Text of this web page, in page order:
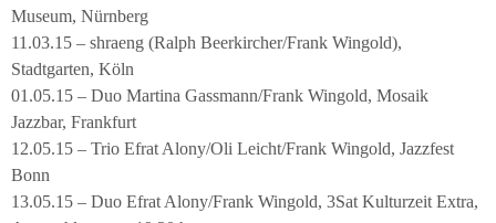
Museum, Nürnberg
11.03.15 – shraeng (Ralph Beerkircher/Frank Wingold),
Stadtgarten, Köln
01.05.15 – Duo Martina Gassmann/Frank Wingold, Mosaik
Jazzbar, Frankfurt
12.05.15 – Trio Efrat Alony/Oli Leicht/Frank Wingold, Jazzfest
Bonn
13.05.15 – Duo Efrat Alony/Frank Wingold, 3Sat Kulturzeit Extra,